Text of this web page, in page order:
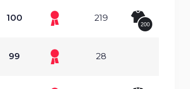
100 219
200
99 28